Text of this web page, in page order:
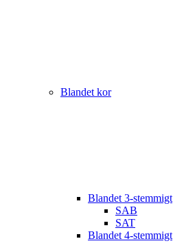
Blandet kor
Blandet 3-stemmigt
SAB
SAT
Blandet 4-stemmigt